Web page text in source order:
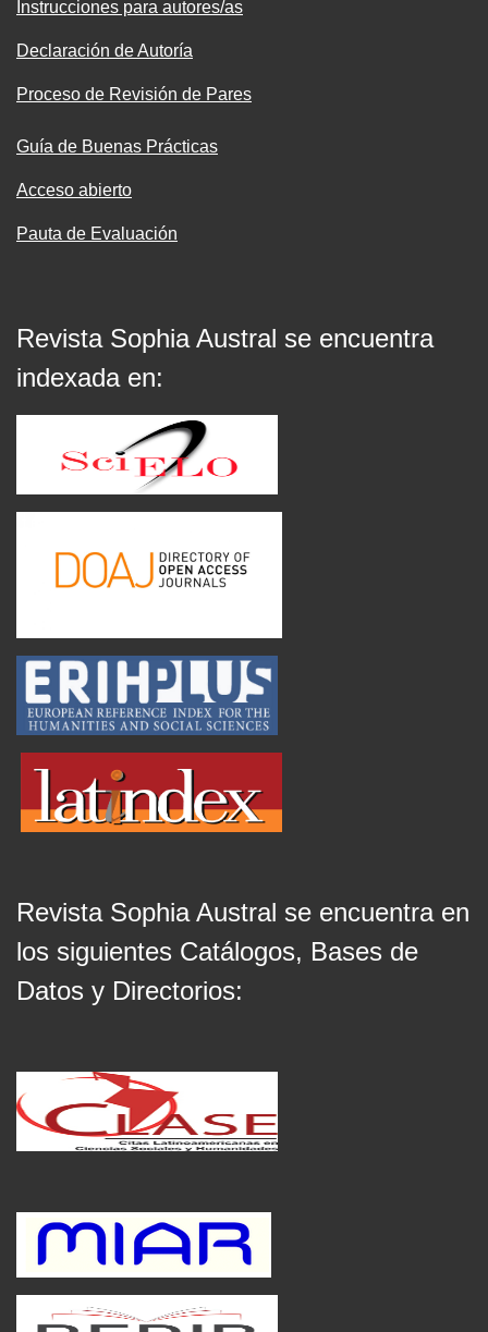
Instrucciones para autores/as
Declaración de Autoría
Proceso de Revisión de Pares
Guía de Buenas Prácticas
Acceso abierto
Pauta de Evaluación
Revista Sophia Austral se encuentra
indexada en:
Revista Sophia Austral se encuentra en
los siguientes Catálogos, Bases de
Datos y Directorios: